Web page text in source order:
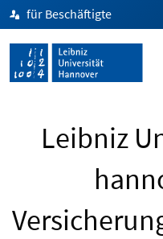
für Beschäftigte
Leibniz